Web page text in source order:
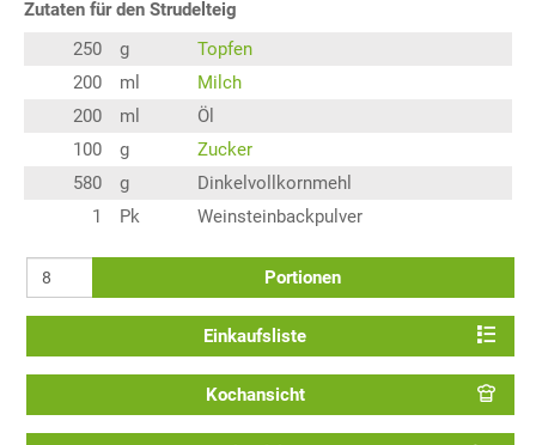
Zutaten für den Strudelteig
250
g
Topfen
200
ml
Milch
200
ml
Öl
100
g
Zucker
580
g
Dinkelvollkornmehl
1
Pk Weinsteinbackpulver
Portionen
Einkaufsliste
Kochansicht